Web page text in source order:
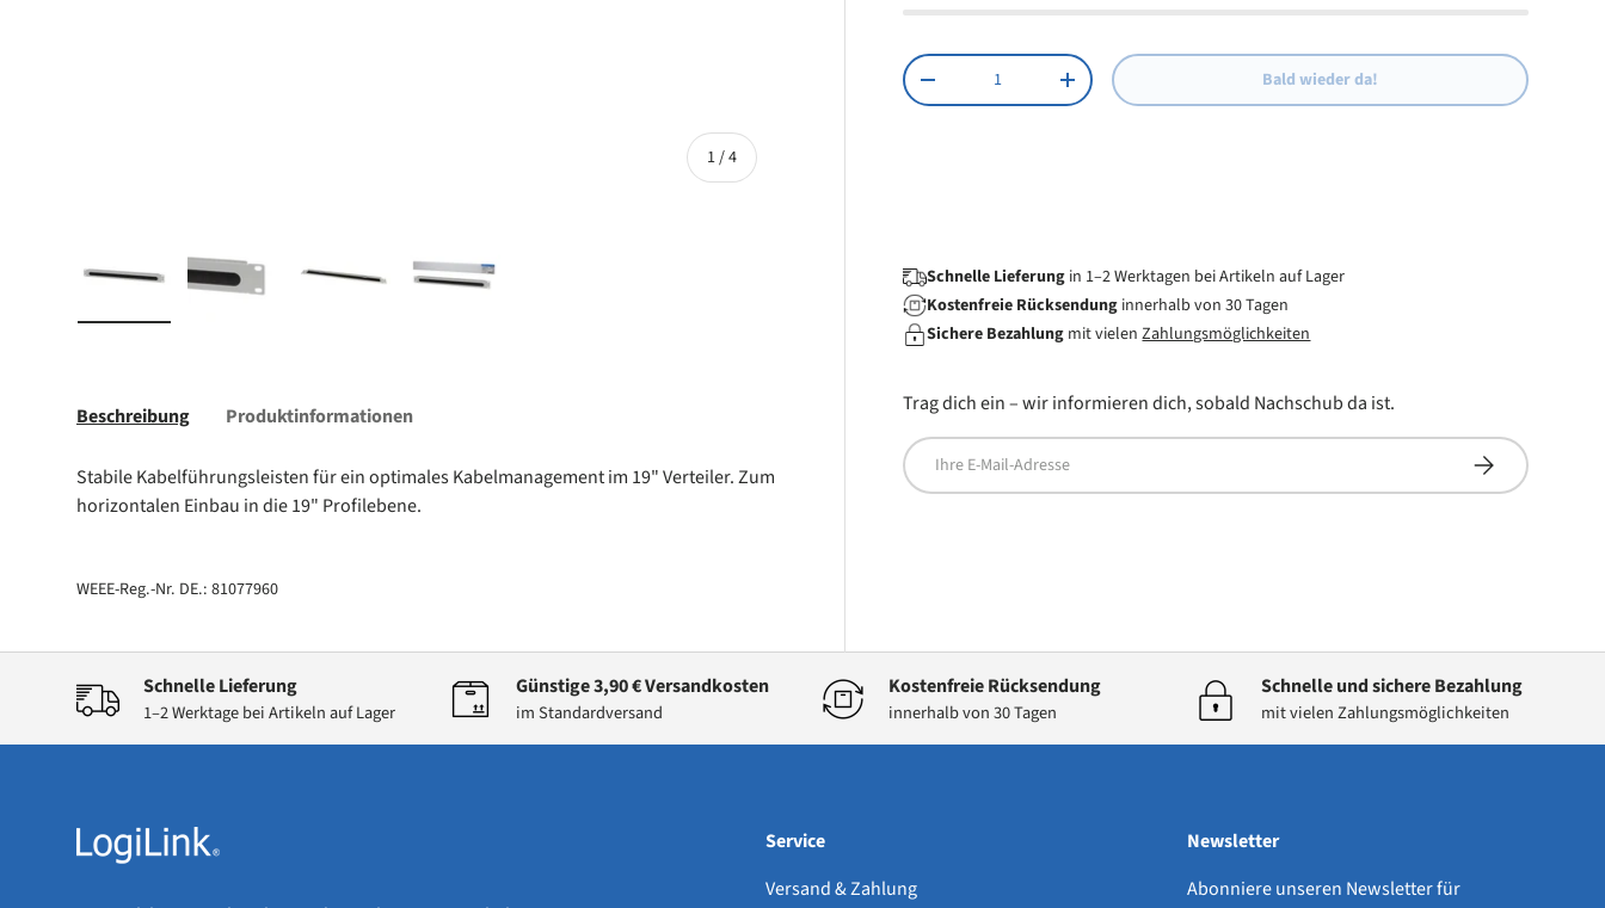
1/von
4
Anzahl
Menge verringern
Menge erhöhen Bald wieder da!
Schnelle Lieferung in 1–2 Werktagen bei Artikeln auf Lager
Kostenfreie Rücksendung innerhalb von 30 Tagen
Sichere Bezahlung mit vielenZahlungsmöglichkeiten
Trag dich ein – wir informieren dich, sobald Nachschub da ist.
E-Mail Abonnieren
Beschreibung Produktinformationen
Stabile Kabelführungsleisten für ein optimales Kabelmanagement im 19" Verteiler. Zum
horizontalen Einbau in die 19" Profilebene.
WEEE-Reg.-Nr. DE.: 81077960
Schnelle Lieferung
1–2 Werktage bei Artikeln auf Lager
Günstige 3,90 € Versandkosten
im Standardversand
Kostenfreie Rücksendung
innerhalb von 30 Tagen
Schnelle und sichere Bezahlung
mit vielen Zahlungsmöglichkeiten
Service
Versand & Zahlung
Newsletter
Abonniere unseren Newsletter für